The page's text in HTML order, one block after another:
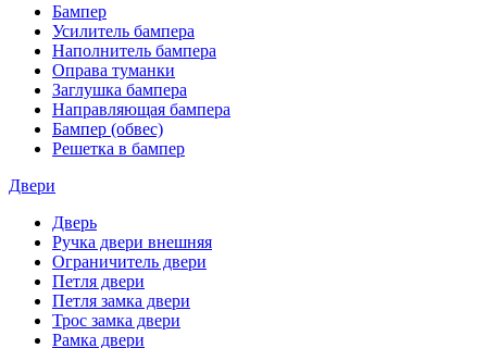
Бампер
Усилитель бампера
Наполнитель бампера
Оправа туманки
Заглушка бампера
Направляющая бампера
Бампер (обвес)
Решетка в бампер
Двери
Дверь
Ручка двери внешняя
Ограничитель двери
Петля двери
Петля замка двери
Трос замка двери
Рамка двери